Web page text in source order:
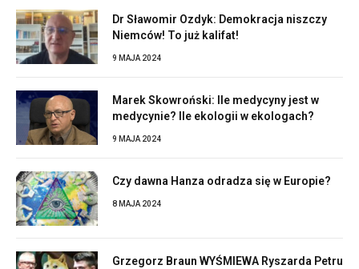
Dr Sławomir Ozdyk: Demokracja niszczy
Niemców! To już kalifat!
9 MAJA 2024
Marek Skowroński: Ile medycyny jest w
medycynie? Ile ekologii w ekologach?
9 MAJA 2024
Czy dawna Hanza odradza się w Europie?
8 MAJA 2024
Grzegorz Braun WYŚMIEWA Ryszarda Petru